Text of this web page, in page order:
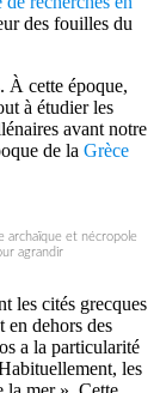
des fouilles du
À cette époque,
à étudier les
avant notre
de la Grèce
archaïque et nécropole
agrandir
les cités grecques
en dehors des
a la particularité
les